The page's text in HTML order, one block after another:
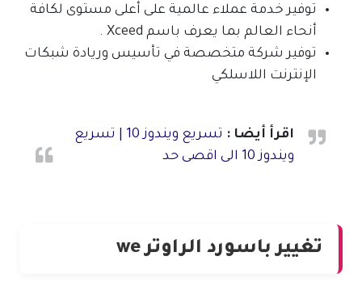
توفير خدمة عملاء عالمية على أعلى مستوى لكافة
أنحاء العالم بما يعرف باسم Xceed .
توفير شركة متخصصة في تأسيس وريادة شبكات
الإنترنت اللاسلكي
اقرأ أيضا :
تسريع ويندوز 10 | تسريع
ويندوز 10 الى اقصى حد
تغيير باسورد الراوتر we